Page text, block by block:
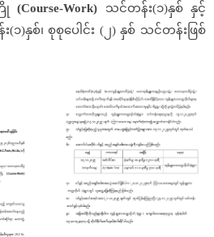
(Course-Work) သင်တန်း(၁)နှစ် နှင့်
)နှစ်၊ စုစုပေါင်း (၂) နှစ် သင်တန်းဖြစ်